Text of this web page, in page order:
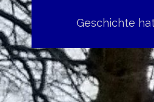
Geschichte